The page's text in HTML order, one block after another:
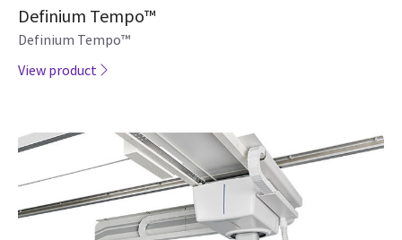
Definium Tempo™
Definium Tempo™
View product